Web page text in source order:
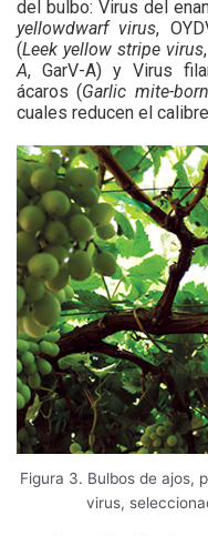
del bulbo: Virus del
yellowdwarf virus,
(Leek yellow stripe virus
A, GarV-A) y Virus
ácaros (Garlic mite-
cuales reducen el
Figura 3. Bulbos de ajos,
virus,